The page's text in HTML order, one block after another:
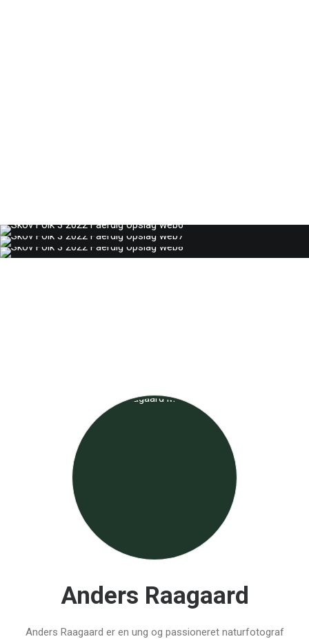
Anders Raagaard
Anders Raagaard er en ung og passioneret naturfotograf